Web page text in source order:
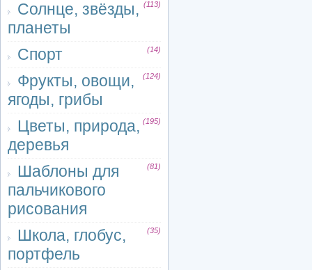
Солнце, звёзды,
планеты
(113)
Спорт (14)
Фрукты, овощи,
ягоды, грибы
(124)
Цветы, природа,
деревья
(195)
Шаблоны для
пальчикового
рисования
(81)
Школа, глобус,
портфель
(35)